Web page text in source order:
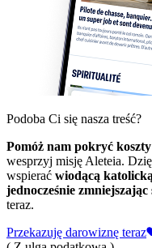
Podoba Ci się nasza treść?
Pomóż nam pokryć
wesprzyj misję Aleteia.
wspierać wiodącą
jednocześnie
teraz.
Przekazuję darowiznę teraz